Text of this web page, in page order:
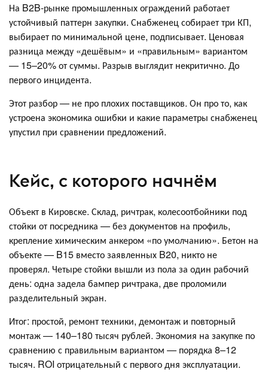
На B2B-рынке промышленных ограждений работает
устойчивый паттерн закупки. Снабженец собирает три КП,
выбирает по минимальной цене, подписывает. Ценовая
разница между «дешёвым» и «правильным» вариантом
— 15–20% от суммы. Разрыв выглядит некритично. До
первого инцидента.
Этот разбор — не про плохих поставщиков. Он про то, как
устроена экономика ошибки и какие параметры снабженец
упустил при сравнении предложений.
Кейс, с которого начнём
Объект в Кировске. Склад, ричтрак, колесоотбойники под
стойки от посредника — без документов на профиль,
крепление химическим анкером «по умолчанию». Бетон на
объекте — B15 вместо заявленных B20, никто не
проверял. Четыре стойки вышли из пола за один рабочий
день: одна задела бампер ричтрака, две проломили
разделительный экран.
Итог: простой, ремонт техники, демонтаж и повторный
монтаж — 140–180 тысяч рублей. Экономия на закупке по
сравнению с правильным вариантом — порядка 8–12
тысяч. ROI отрицательный с первого дня эксплуатации.